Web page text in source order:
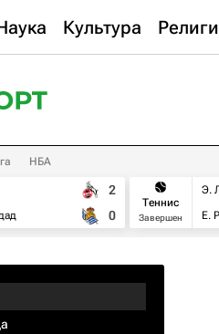
Культура
НБА
2
0
Теннис
Завершен
Э.
Е.